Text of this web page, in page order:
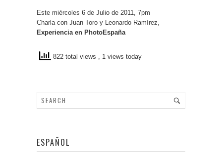
Este miércoles 6 de Julio de 2011, 7pm
Charla con Juan Toro y Leonardo Ramírez,
Experiencia en PhotoEspaña
822 total views , 1 views today
ESPAÑOL